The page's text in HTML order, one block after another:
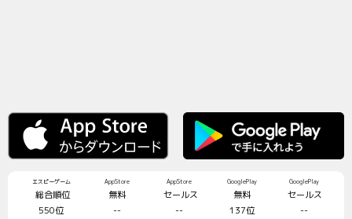
エスピーゲーム
総合順位
550位
AppStore
無料
--
AppStore
セールス
--
GooglePlay
無料
137位
GooglePlay
セールス
--